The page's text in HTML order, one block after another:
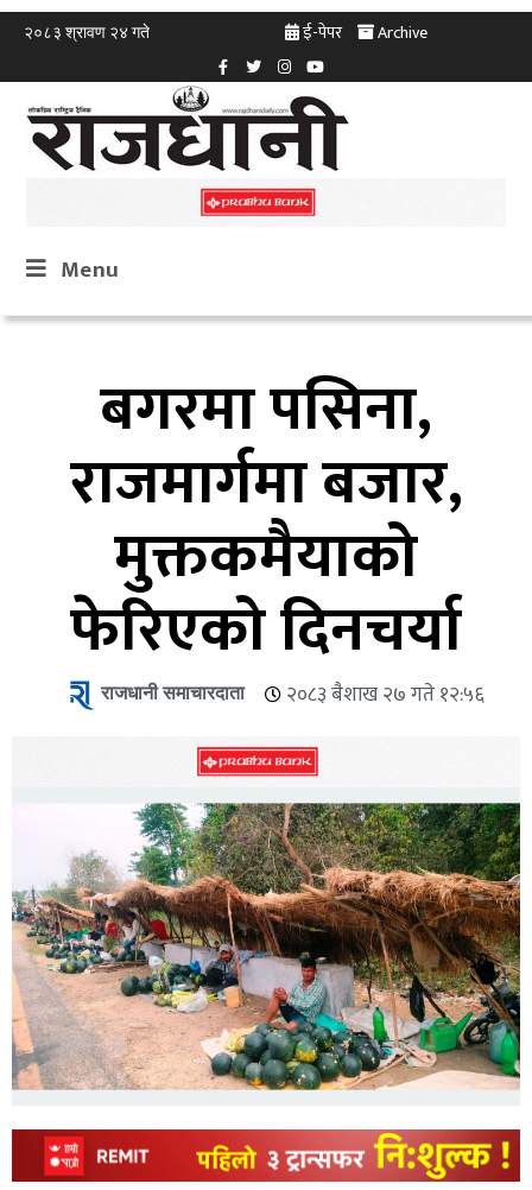
२०८३ श्रावण २४ गते ई-पेपर Archive
Menu
बगरमा पसिना,
राजमार्गमा बजार,
मुक्तकमैयाको
फेरिएको दिनचर्या
राजधानी समाचारदाता २०८३ बैशाख २७ गते १२:५६